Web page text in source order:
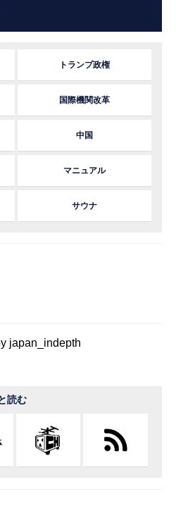
トランプ政権
国際機関改革
中国
マニュアル
サウナ
japan_indepth
読む